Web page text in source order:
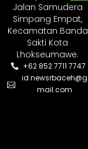
Jalan Samudera
Simpang Empat,
Kecamatan Banda
Sakti Kota
Lhokseumawe.
+62 852 7711 7747
id.newsrbaceh@g
mail.com